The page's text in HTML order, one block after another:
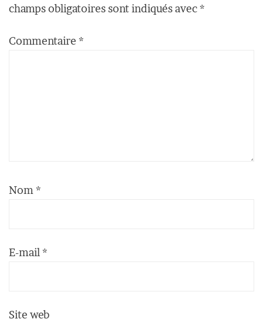
champs obligatoires sont indiqués avec*
Commentaire *
Nom*
E-mail*
Site web